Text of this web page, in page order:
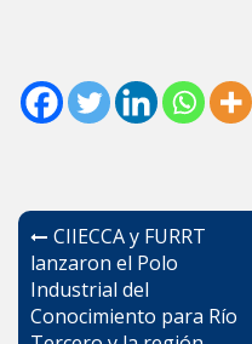
Navegación
de
entradas
CIIECCA y FURRT
lanzaron el Polo
Industrial del
Conocimiento para Río